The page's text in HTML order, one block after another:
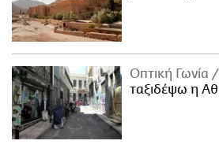
Οπτική Γωνία
ταξιδέψω η